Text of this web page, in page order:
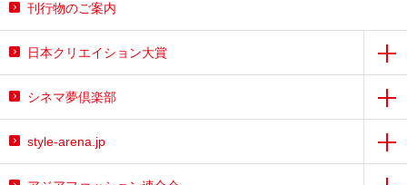
刊行物のご案内
日本クリエイション大賞
シネマ夢倶楽部
style-arena.jp